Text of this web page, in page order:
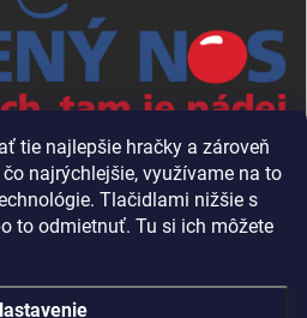
tie najlepšie hračky a zároveň
najrýchlejšie, využívame na to
Tlačidlami nižšie s
to odmietnuť. Tu si ich môžete